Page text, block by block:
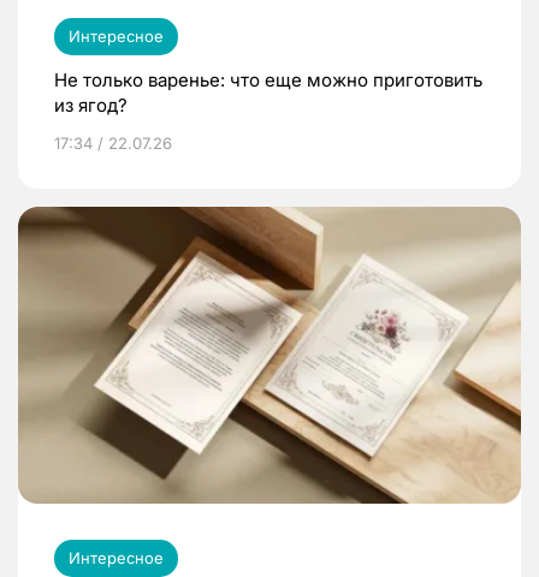
Интересное
Не только варенье: что еще можно приготовить
из ягод?
17:34 / 22.07.26
Интересное